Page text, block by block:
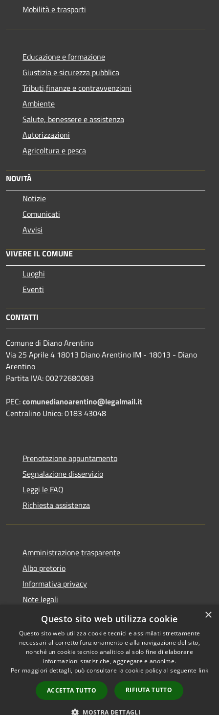
Mobilità e trasporti
Educazione e formazione
Giustizia e sicurezza pubblica
Tributi,finanze e contravvenzioni
Ambiente
Salute, benessere e assistenza
Autorizzazioni
Agricoltura e pesca
NOVITÀ
Notizie
Comunicati
Avvisi
VIVERE IL COMUNE
Luoghi
Eventi
CONTATTI
Comune di Diano Arentino
Via 25 Aprile 4 18013 Diano Arentino IM - 18013 - Diano
Arentino
Partita IVA: 00272680083
PEC:comunedianoarentino@legalmail.it
Centralino Unico: 0183 43048
Prenotazione appuntamento
Segnalazione disservizio
Leggi le FAQ
Richiesta assistenza
Amministrazione trasparente
Albo pretorio
Informativa privacy
Note legali
Dichiarazione di accessibilità
Accessibilità
Copyright © 2026 • Comune di
Diano Arentino • Powered by
Municipium•
Accesso
redazione
×
Questo sito web utilizza cookie
Questo sito web utilizza cookie tecnici e assimilati strettamente
necessari al corretto funzionamento e alla navigazione del sito,
nonché un cookie tecnico analitico al solo fine di elaborare
informazioni statistiche, aggregate e anonime.
Per maggiori dettagli, può consultare la cookie policy al seguente link
ACCETTA TUTTO RIFIUTA TUTTO
MOSTRA DETTAGLI